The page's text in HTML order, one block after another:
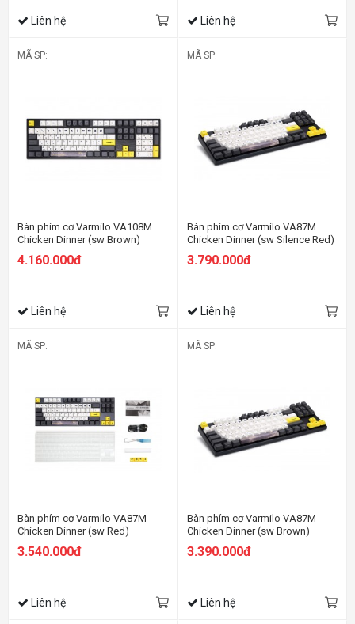
Liên hệ Liên hệ
MÃ SP:
Bàn phím cơ Varmilo VA108M
Chicken Dinner (sw Brown)
4.160.000đ
Liên hệ
MÃ SP:
Bàn phím cơ Varmilo VA87M
Chicken Dinner (sw Silence Red)
3.790.000đ
Liên hệ
MÃ SP:
Bàn phím cơ Varmilo VA87M
Chicken Dinner (sw Red)
3.540.000đ
Liên hệ
MÃ SP:
Bàn phím cơ Varmilo VA87M
Chicken Dinner (sw Brown)
3.390.000đ
Liên hệ